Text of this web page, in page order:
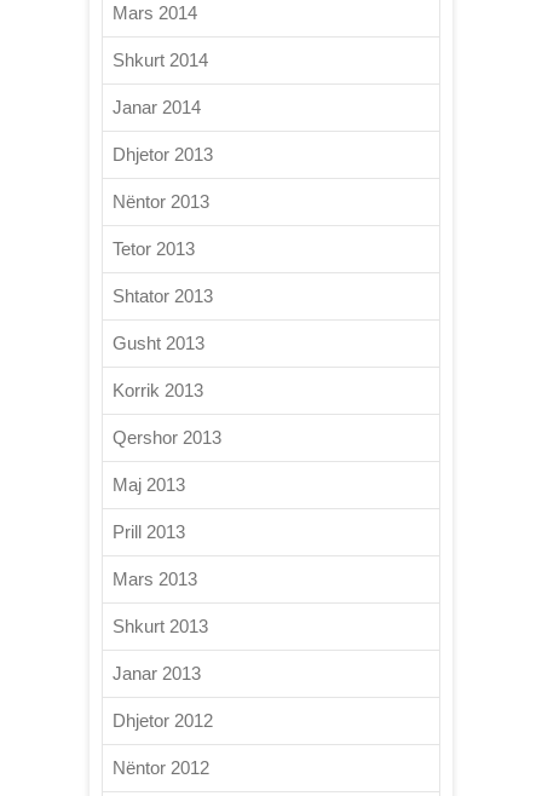
Mars 2014
Shkurt 2014
Janar 2014
Dhjetor 2013
Nëntor 2013
Tetor 2013
Shtator 2013
Gusht 2013
Korrik 2013
Qershor 2013
Maj 2013
Prill 2013
Mars 2013
Shkurt 2013
Janar 2013
Dhjetor 2012
Nëntor 2012